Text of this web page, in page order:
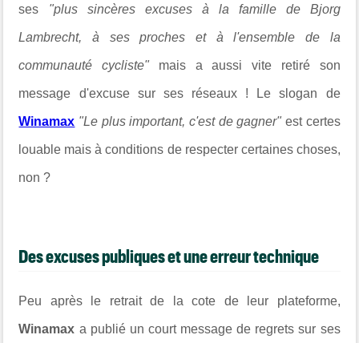
ses "plus sincères excuses à la famille de Bjorg
Lambrecht, à ses proches et à l'ensemble de la
communauté cycliste" mais a aussi vite retiré son
message d'excuse sur ses réseaux ! Le slogan de
Winamax "Le plus important, c'est de gagner" est certes
louable mais à conditions de respecter certaines choses,
non ?
Des excuses publiques et une erreur technique
Peu après le retrait de la cote de leur plateforme,
Winamax a publié un court message de regrets sur ses